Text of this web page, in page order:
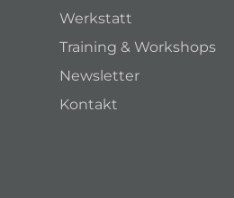
Werkstatt
Training & Workshops
Newsletter
Kontakt